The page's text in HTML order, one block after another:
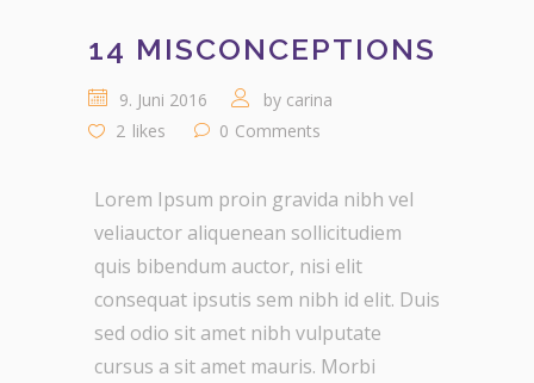
14 MISCONCEPTIONS
9. Juni 2016 by carina
2 likes 0 Comments
Lorem Ipsum proin gravida nibh vel
veliauctor aliquenean sollicitudiem
quis bibendum auctor, nisi elit
consequat ipsutis sem nibh id elit. Duis
sed odio sit amet nibh vulputate
cursus a sit amet mauris. Morbi